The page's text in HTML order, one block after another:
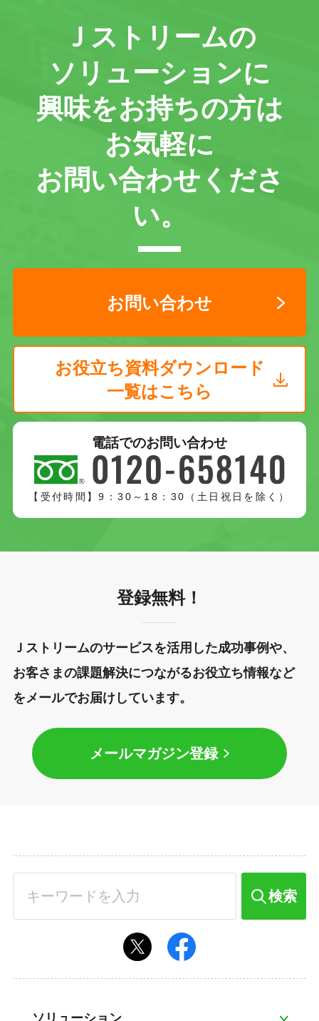
Ｊストリームの
ソリューションに
興味をお持ちの方は
お気軽に
お問い合わせくださ
い。
お問い合わせ
お役立ち資料ダウンロード
一覧はこちら
電話でのお問い合わせ
【受付時間】9：30～18：30（土日祝日を除く）
登録無料！
Ｊストリームのサービスを活用した成功事例や、
お客さまの課題解決につながるお役立ち情報など
をメールでお届けしています。
メールマガジン登録
検索